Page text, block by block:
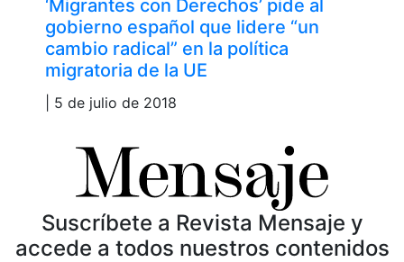
‘Migrantes con Derechos’ pide al
gobierno español que lidere “un
cambio radical” en la política
migratoria de la UE
| 5 de julio de 2018
Suscríbete a Revista Mensaje y
accede a todos nuestros contenidos